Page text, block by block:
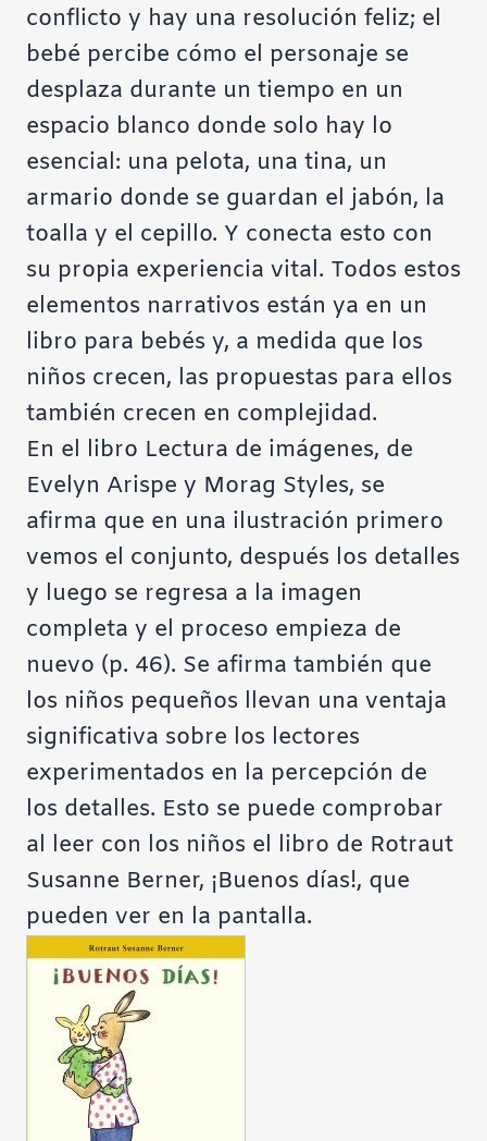
conflicto y hay una resolución feliz; el
bebé percibe cómo el personaje se
desplaza durante un tiempo en un
espacio blanco donde solo hay lo
esencial: una pelota, una tina, un
armario donde se guardan el jabón, la
toalla y el cepillo. Y conecta esto con
su propia experiencia vital. Todos estos
elementos narrativos están ya en un
libro para bebés y, a medida que los
niños crecen, las propuestas para ellos
también crecen en complejidad.
En el libro Lectura de imágenes, de
Evelyn Arispe y Morag Styles, se
afirma que en una ilustración primero
vemos el conjunto, después los detalles
y luego se regresa a la imagen
completa y el proceso empieza de
nuevo (p. 46). Se afirma también que
los niños pequeños llevan una ventaja
significativa sobre los lectores
experimentados en la percepción de
los detalles. Esto se puede comprobar
al leer con los niños el libro de Rotraut
Susanne Berner, ¡Buenos días!, que
pueden ver en la pantalla.